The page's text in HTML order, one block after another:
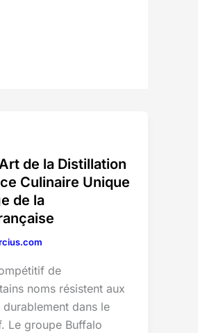
de la Distillation
Culinaire Unique
de la
de
noms résistent aux
durablement dans le
Le groupe Buffalo